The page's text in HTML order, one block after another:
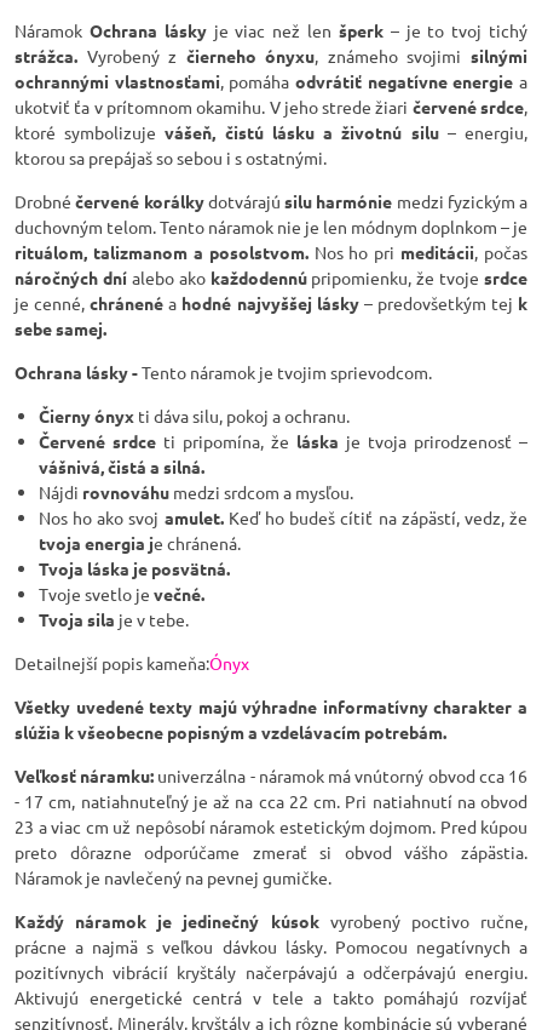
Náramok Ochrana láskyje viac než len šperk– je to tvoj tichý
strážca. Vyrobený z čierneho ónyxu, známeho svojimi silnými
ochrannými vlastnosťami, pomáhaodvrátiť negatívne energie a
ukotviť ťa v prítomnom okamihu. V jeho strede žiari červené srdce,
ktoré symbolizujevášeň, čistú lásku a životnú silu– energiu,
ktorou sa prepájaš so sebou i s ostatnými.
Drobnéčervené korálkydotvárajú silu harmónie medzi fyzickým a
duchovným telom. Tento náramok nie je len módnym doplnkom – je
rituálom, talizmanom a posolstvom.Nos ho pri meditácii, počas
náročných dníalebo ako každodennúpripomienku, že tvoje srdce
je cenné,chránené a hodné najvyššej lásky– predovšetkým tej k
sebe samej.
Ochrana lásky -Tento náramok je tvojim sprievodcom.
Čierny ónyx ti dáva silu, pokoj a ochranu.
Červené srdce ti pripomína, že láska je tvoja prirodzenosť –
vášnivá, čistá a silná.
Nájdi rovnováhu medzi srdcom a mysľou.
Nos ho ako svoj amulet.Keď ho budeš cítiť na zápästí, vedz, že
tvoja energia je chránená.
Tvoja láska je posvätná.
Tvoje svetlo je večné.
Tvoja sila je v tebe.
Detailnejší popis kameňa:Ónyx
Všetky uvedené texty majú výhradne informatívny charakter a
slúžia k všeobecne popisným a vzdelávacím potrebám.
Veľkosť náramku: univerzálna - náramok má vnútorný obvod cca 16
- 17 cm, natiahnuteľný je až na cca 22 cm. Pri natiahnutí na obvod
23 a viac cm už nepôsobí náramok estetickým dojmom. Pred kúpou
preto dôrazne odporúčame zmerať si obvod vášho zápästia.
Náramok je navlečený na pevnej gumičke.
Každý náramok je jedinečný kúsokvyrobený poctivo ručne,
prácne a najmä s veľkou dávkou lásky. Pomocou negatívnych a
pozitívnych vibrácií kryštály načerpávajú a odčerpávajú energiu.
Aktivujú energetické centrá v tele a takto pomáhajú rozvíjať
senzitívnosť. Minerály, kryštály a ich rôzne kombinácie sú vyberané